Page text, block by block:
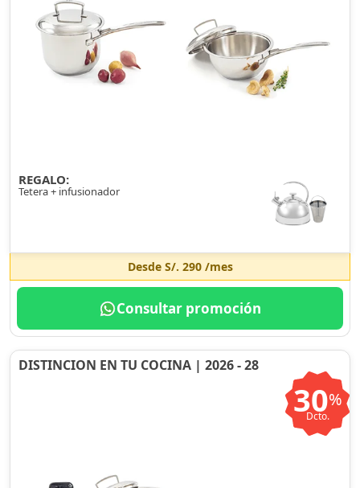
REGALO:
Tetera + infusionador
Desde S/. 290/mes
Consultar promoción
DISTINCION EN TU COCINA | 2026 - 28
30%
Dcto.